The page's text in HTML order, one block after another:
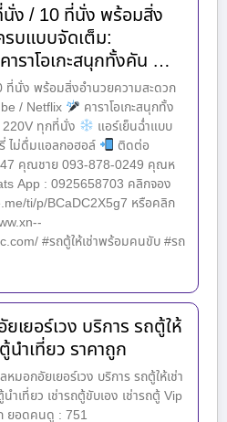
ง / 10 ที่นั่ง พร้อมสิ่ง
รบแบบจัดเต็ม:
าราโอเกะสนุกทั้งคัน …
ที่นั่ง พร้อมสิ่งอำนวยความสะดวก
/ Netflix
คาราโอเกะสนุกทั้ง
220V ทุกที่นั่ง
แอร์เย็นฉ่ำแบบ
ไม่ดื่มแอลกอฮอล์
ติดต่อ
คุณชาย 093-878-0249 คุณห
App : 0925658703 คลิกจอง
ti/p/BCaDC2X5g7 หรือคลิก
#รถตู้ให้เช่าพร้อมคนขับ #รถ
เยอร์เวง บริการ รถตู้ให้
นำเที่ยว ราคาถูก
มอกอัยเยอร์เวง บริการ รถตู้ให้เช่า
ำเที่ยว เช่ารถตู้ขับเอง เช่ารถตู้ Vip
ยอดคนดู : 751